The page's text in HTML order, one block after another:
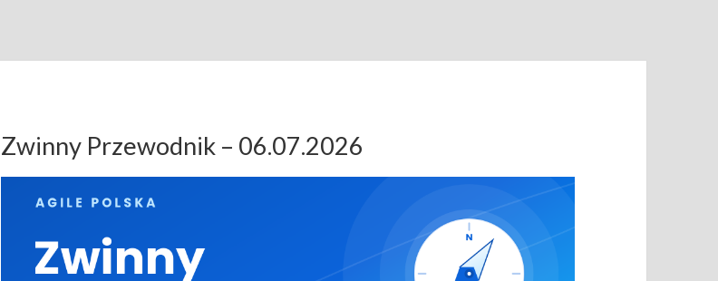
Zwinny Przewodnik – 06.07.2026